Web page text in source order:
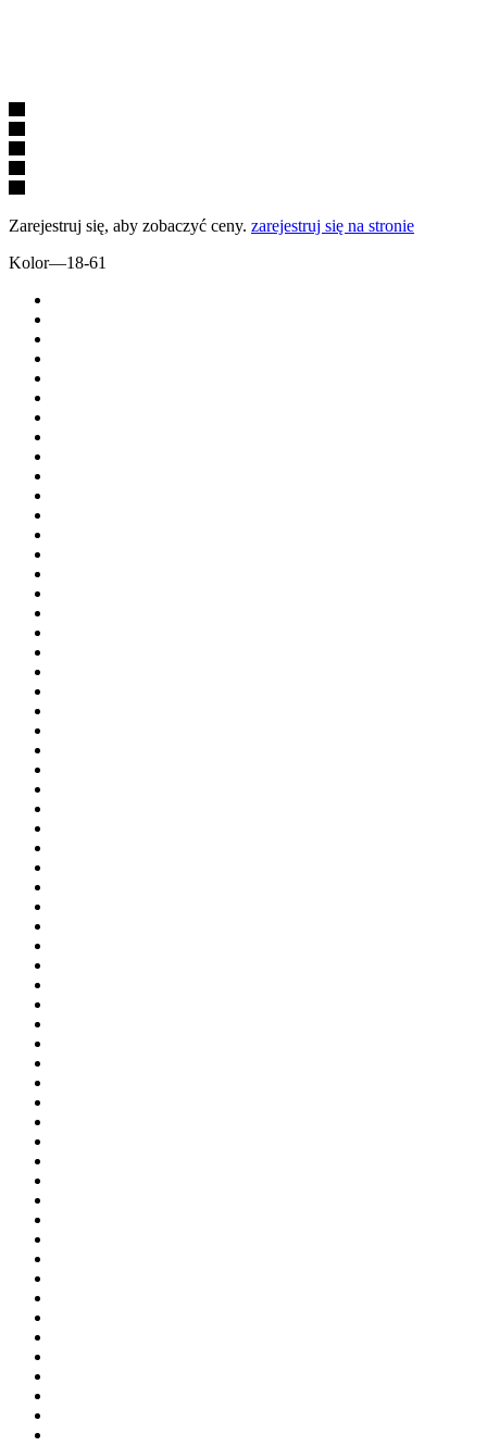
Zarejestruj się, aby zobaczyć ceny. zarejestruj się na stronie
Kolor—18-61